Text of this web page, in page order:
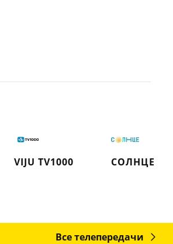
VIJU TV1000 СОЛНЦЕ
Все телепередачи